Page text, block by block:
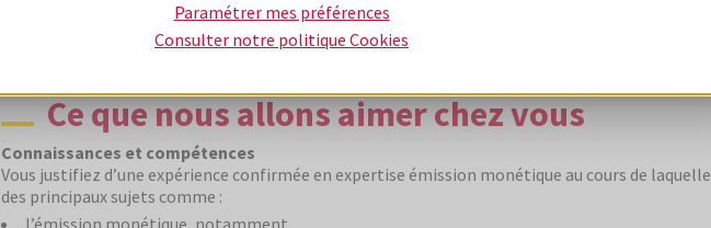
d’un accompagnement pour favoriser votre mobilité géographique et fonctionnelle
Ce que nous allons aimer chez vous
Connaissances et compétences
Vous justifiez d’une expérience confirmée en expertise émission monétique au cours de
des principaux sujets comme :
l’émission monétique, notamment
Paramétrer mes préférences
Consulter notre politique Cookies